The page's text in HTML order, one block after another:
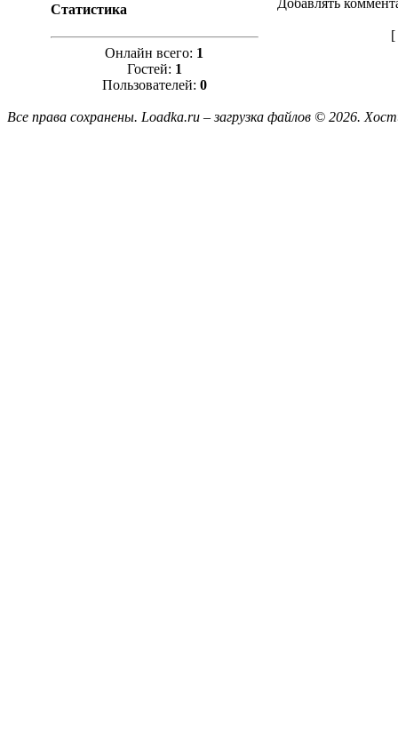
Статистика
Онлайн всего: 1
Гостей: 1
Пользователей: 0
Добавлять
[
Все права сохранены. Loadka.ru – загрузка файлов © 2026.